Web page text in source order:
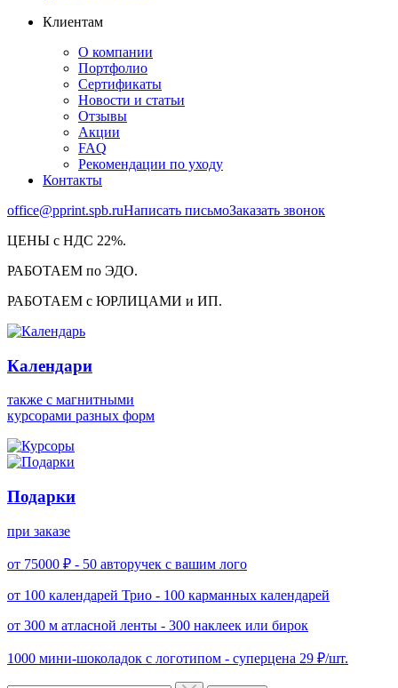
Клиентам
О компании
Портфолио
Сертификаты
Новости и статьи
Отзывы
Акции
FAQ
Рекомендации по уходу
Контакты
office@pprint.spb.ruНаписать письмоЗаказать звонок
ЦЕНЫ с НДС 22%.
РАБОТАЕМ по ЭДО.
РАБОТАЕМ с ЮРЛИЦАМИ и ИП.
Календари
также с магнитными
курсорами разных форм
Подарки
при заказе
от 75000 ₽ - 50 авторучек с вашим лого
от 100 календарей Трио - 100 карманных календарей
от 300 м атласной ленты - 300 наклеек или бирок
1000 мини-шоколадок с логотипом - суперцена 29 ₽/шт.